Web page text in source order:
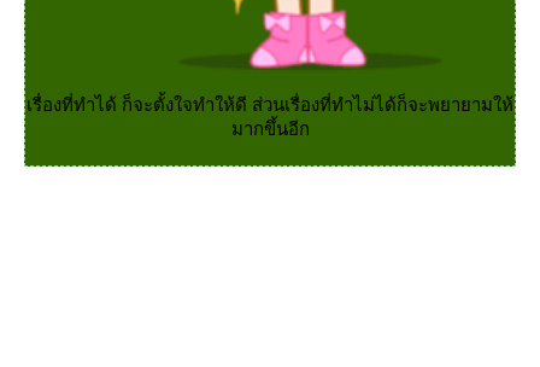
เรื่องที่ทำได้ ก็จะตั้งใจทำให้ดี ส่วนเรื่องที่ทำไม่ได้ก็จะพยายามให้
มากขึ้นอีก